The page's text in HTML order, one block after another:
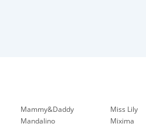
Mammy&Daddy
Mandalino
Miss Lily
Mixima